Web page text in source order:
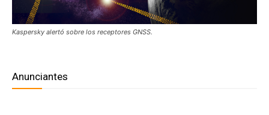
Kaspersky alertó sobre los receptores GNSS.
Anunciantes